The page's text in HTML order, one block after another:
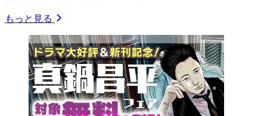
もっと見る